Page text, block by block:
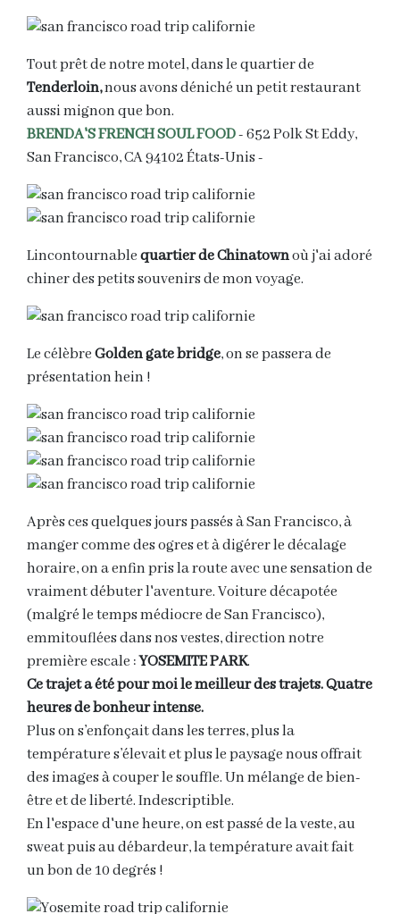
Tout prêt de notre motel, dans le quartier de
Tenderloin,nous avons déniché un petit restaurant
aussi mignon que bon.
BRENDA'S FRENCH SOUL FOOD- 652 Polk St Eddy,
San Francisco, CA 94102 États-Unis -
Lincontournablequartier de Chinatownoù j'ai adoré
chiner des petits souvenirs de mon voyage.
Le célèbreGolden gate bridge, on se passera de
présentation hein !
Après ces quelques jours passés à San Francisco, à
manger comme des ogres et à digérer le décalage
horaire, on a enfin pris la route avec une sensation de
vraiment débuter l'aventure. Voiture décapotée
(malgré le temps médiocre de San Francisco),
emmitouflées dans nos vestes, direction notre
première escale :YOSEMITE PARK.
Ce trajet a été pour moi le meilleur des trajets. Quatre
heures de bonheur intense.
Plus on s’enfonçait dans les terres, plus la
température s’élevait et plus le paysage nous offrait
des images à couper le souffle. Un mélange de bien-
être et de liberté. Indescriptible.
En l'espace d'une heure, on est passé de la veste, au
sweat puis au débardeur, la température avait fait
un bon de 10 degrés !